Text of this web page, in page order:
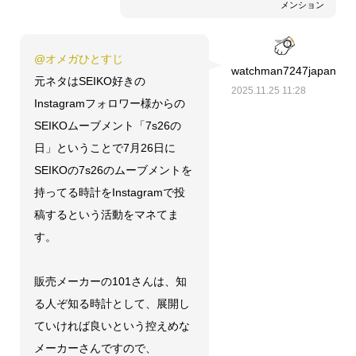
メンション
watchman7247japan
2025.11.25 11:28
@オメガひとすじ
元ネタはSEIKO好きの
Instagramフォロワー様からの
SEIKOムーブメント「7s26の
日」ということで7月26日に
SEIKOの7s26のムーブメントを
持ってる時計をInstagramで投
稿するという活動をマネてま
す。
販売メーカーの101さんは、知
る人ぞ知る時計として、展開し
ていければ良いという控えめな
メーカーさんですので、